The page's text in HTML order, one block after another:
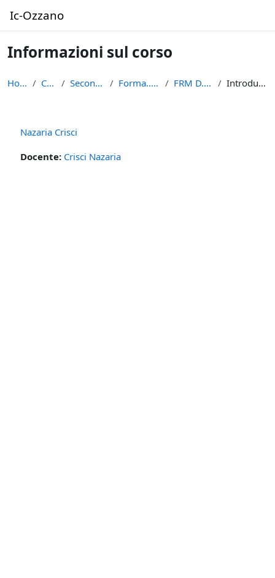
Ic-Ozzano
Informazioni sul corso
Home Corsi Secondaria Forma...centi FRM D...risci Introduzione
Nazaria Crisci
Docente: Crisci Nazaria